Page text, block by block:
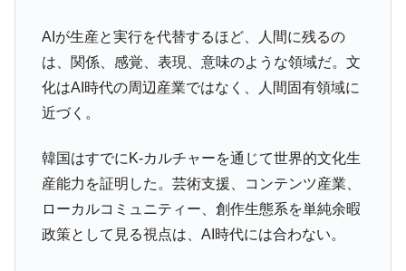
AIが生産と実行を代替するほど、人間に残るの
は、関係、感覚、表現、意味のような領域だ。文
化はAI時代の周辺産業ではなく、人間固有領域に
近づく。
韓国はすでにK-カルチャーを通じて世界的文化生
産能力を証明した。芸術支援、コンテンツ産業、
ローカルコミュニティー、創作生態系を単純余暇
政策として見る視点は、AI時代には合わない。